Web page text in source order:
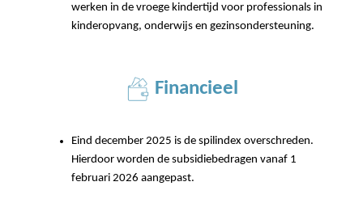
werken in de vroege kindertijd voor professionals in
kinderopvang, onderwijs en gezinsondersteuning.
Financieel
Eind december 2025 is de spilindex overschreden.
Hierdoor worden de subsidiebedragen vanaf 1
februari 2026 aangepast.